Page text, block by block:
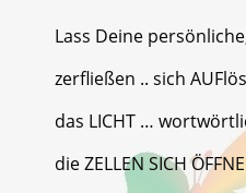
Lass Deine
zerfließen .. sich
das LICHT …
die ZELLEN SICH